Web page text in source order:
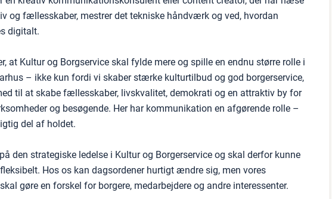
og fællesskaber, mestrer det tekniske håndværk og ved, hvordan
digitalt.
at Kultur og Borgservice skal fylde mere og spille en endnu større rolle i
– ikke kun fordi vi skaber stærke kulturtilbud og god borgerservice,
til at skabe fællesskaber, livskvalitet, demokrati og en attraktiv by for
og besøgende. Her har kommunikation en afgørende rolle –
del af holdet.
den strategiske ledelse i Kultur og Borgerservice og skal derfor kunne
Hos os kan dagsordener hurtigt ændre sig, men vores
gøre en forskel for borgere, medarbejdere og andre interessenter.